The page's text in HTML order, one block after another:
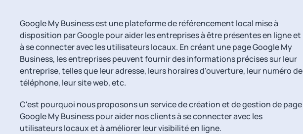
Google My Business est une plateforme de référencement local mise à
disposition par Google pour aider les entreprises à être présentes en ligne et
à se connecter avec les utilisateurs locaux. En créant une page Google My
Business, les entreprises peuvent fournir des informations précises sur leur
entreprise, telles que leur adresse, leurs horaires d'ouverture, leur numéro de
téléphone, leur site web, etc.
C'est pourquoi nous proposons un service de création et de gestion de page
Google My Business pour aider nos clients à se connecter avec les
utilisateurs locaux et à améliorer leur visibilité en ligne.